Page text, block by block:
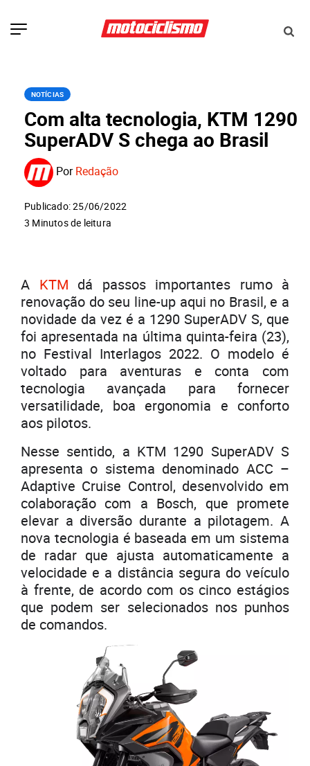
NOTÍCIAS
Com alta tecnologia, KTM 1290
SuperADV S chega ao Brasil
PorRedação
Publicado: 25/06/2022
3 Minutos de leitura
A KTM dá passos importantes rumo à
renovação do seu line-up aqui no Brasil, e a
novidade da vez é a 1290 SuperADV S, que
foi apresentada na última quinta-feira (23),
no Festival Interlagos 2022. O modelo é
voltado para aventuras e conta com
tecnologia avançada para fornecer
versatilidade, boa ergonomia e conforto
aos pilotos.
Nesse sentido, a KTM 1290 SuperADV S
apresenta o sistema denominado ACC –
Adaptive Cruise Control, desenvolvido em
colaboração com a Bosch, que promete
elevar a diversão durante a pilotagem. A
nova tecnologia é baseada em um sistema
de radar que ajusta automaticamente a
velocidade e a distância segura do veículo
à frente, de acordo com os cinco estágios
que podem ser selecionados nos punhos
de comandos.